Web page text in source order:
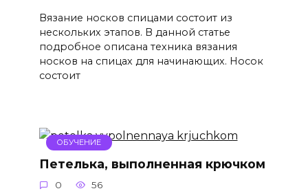
Вязание носков спицами состоит из
нескольких этапов. В данной статье
подробное описана техника вязания
носков на спицах для начинающих. Носок
состоит
ОБУЧЕНИЕ
Петелька, выполненная крючком
0 56